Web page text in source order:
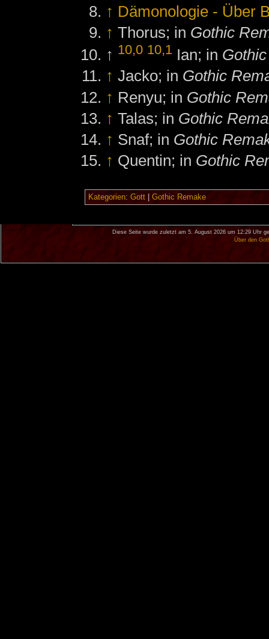
↑ Dämonologie - Über
↑ Thorus; in Gothic
↑ 10,0 10,1 Ian; in
↑ Jacko; in Gothic
↑ Renyu; in Gothic
↑ Talas; in Gothic
↑ Snaf; in Gothic
↑ Quentin; in Gothic
Kategorien: Gott| Gothic Remake
Diese Seite wurde zuletzt am 5. August 2026 um 12:29 Uhr
Über den